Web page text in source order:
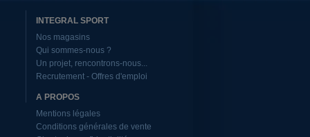
INTEGRAL SPORT
Nos magasins
Qui sommes-nous ?
Un projet, rencontrons-nous...
Recrutement - Offres d'emploi
A PROPOS
Mentions légales
Conditions générales de vente